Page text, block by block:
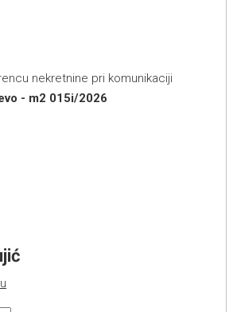
nekretnine pri komunikaciji
- m2 015i/2026